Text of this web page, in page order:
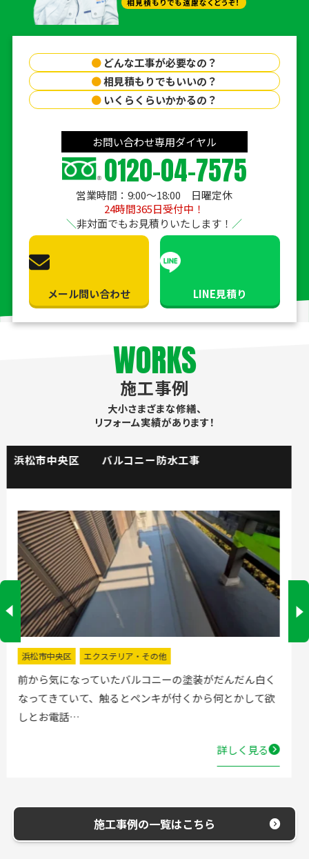
相見積もりでも遠慮なくどうぞ！
● どんな工事が必要なの？
●相見積もりでもいいの？
● いくらくらいかかるの？
お問い合わせ専用ダイヤル
0120-04-7575
営業時間：9:00〜18:00 日曜定休
24時間365日受付中！
非対面でもお見積りいたします！
メール問い合わせ LINE見積り
WORKS
施工事例
大小さまざまな修繕、
リフォーム実績があります！
掛川市 流し台水栓取替工事
掛川市 水回りリフォーム
流し台の水栓が壊れたので直してほしいと弊社にお電話
いただきました。確認した所、水栓の吐水が落ちたよう
で取替する…
詳しく見る
施工事例の一覧はこちら